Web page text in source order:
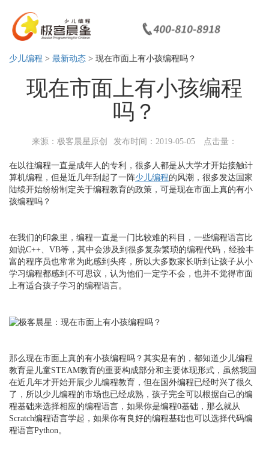
少儿编程 > 最新动态 > 现在市面上有小孩编程吗？
现在市面上有小孩编程
吗？
来源：极客晨星原创 发布时间：2019-05-05 点击量：
在以往编程一直是成年人的专利，很多人都是从大学才开始接触计
算机编程，但是近几年刮起了一阵少儿编程的风潮，很多发达国家
陆续开始纷纷制定关于编程教育的政策，可是现在市面上真的有小
孩编程吗？
在我们的印象里，编程一直是一门比较难的科目，一些编程语言比
如说C++、VB等，其中会涉及到很多复杂繁琐的编程代码，经验丰
富的程序员也常常为此感到头疼，所以大多数家长听到让孩子从小
学习编程都感到不可思议，认为他们一定学不会，也并不觉得市面
上有适合孩子学习的编程语言。
那么现在市面上真的有小孩编程吗？其实是有的，都知道少儿编程
教育是儿童STEAM教育的重要构成部分和主要体现形式，虽然我国
在近几年才开始开展少儿编程教育，但在国外编程已经时兴了很久
了，所以少儿编程的市场也已经成熟，孩子完全可以根据自己的编
程基础来选择相应的编程语言，如果你是编程0基础，那么就从
Scratch编程语言学起，如果你有良好的编程基础也可以选择代码编
程语言Python。